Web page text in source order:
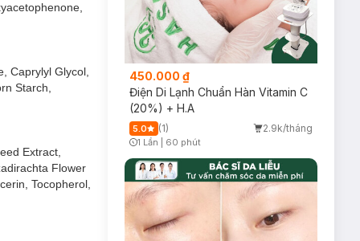
Caprylyl Glycol,
Starch,
Extract,
Flower
Tocopherol,
450.000 ₫
Điện Di Lạnh Chuẩn Hàn Vitamin C
(20%) + H.A
5.0 (1) 2.9k/tháng
1 Lần 60 phút